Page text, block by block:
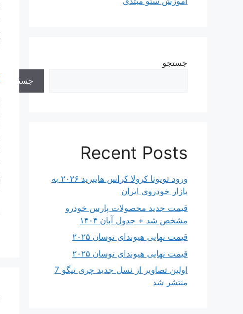
جستجو
جستجو
Recent Posts
ورود تویوتا کرولا کراس هایبرید ۲۰۲۶ به
بازار خودروی ایران
قیمت جدید محصولات پارس خودرو
مشخص شد + جدول آبان ۱۴۰۴
قیمت نهایی هیوندای توسان ۲۰۲۵
قیمت نهایی هیوندای توسان ۲۰۲۵
اولین تصاویر از نسل جدید چری تیگو 7
منتشر شد